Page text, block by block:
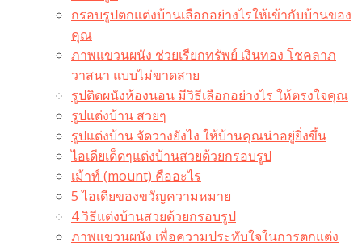
กรอบรูปตกแต่งบ้านเลือกอย่างไรให้เข้ากับบ้านของ
คุณ
ภาพแขวนผนัง ช่วยเรียกทรัพย์ เงินทอง โชคลาภ
วาสนา แบบไม่ขาดสาย
รูปติดผนังห้องนอน มีวิธีเลือกอย่างไร ให้ตรงใจคุณ
รูปแต่งบ้าน สวยๆ
รูปแต่งบ้าน จัดวางยังไง ให้บ้านคุณน่าอยู่ยิ่งขึ้น
ไอเดียเด็ดๆแต่งบ้านสวยด้วยกรอบรูป
เม้าท์ (mount) คืออะไร​
5 ไอเดียของขวัญความหมาย
4 วิธีแต่งบ้านสวยด้วยกรอบรูป
ภาพแขวนผนัง เพื่อความประทับใจในการตกแต่ง